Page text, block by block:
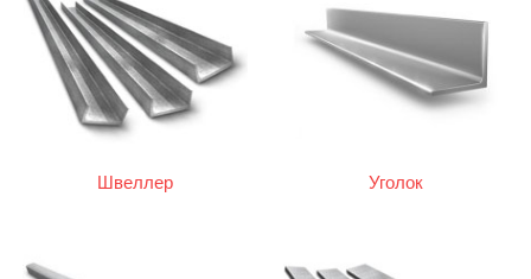
Швеллер Уголок